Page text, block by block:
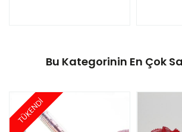
Bu Kategorinin En Çok
TÜKENDİ